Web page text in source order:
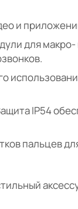
и
для макро-
IP54
пальцев